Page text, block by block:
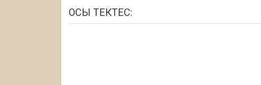
ОСЫ ТЕКТЕС: